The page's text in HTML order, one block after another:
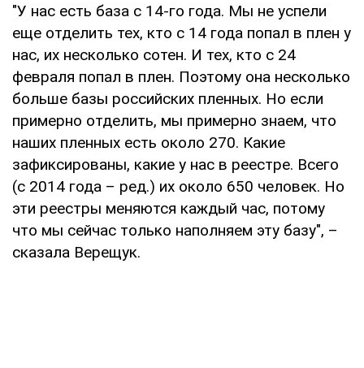
"У нас есть база с 14-го года. Мы не успели
еще отделить тех, кто с 14 года попал в плен у
нас, их несколько сотен. И тех, кто с 24
февраля попал в плен. Поэтому она несколько
больше базы российских пленных. Но если
примерно отделить, мы примерно знаем, что
наших пленных есть около 270. Какие
зафиксированы, какие у нас в реестре. Всего
(с 2014 года – ред.) их около 650 человек. Но
эти реестры меняются каждый час, потому
что мы сейчас только наполняем эту базу", –
сказала Верещук.